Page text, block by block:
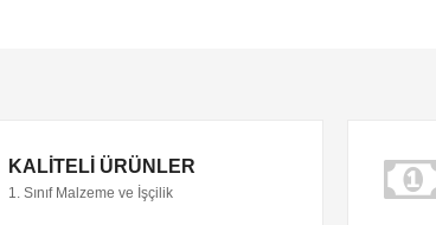
KALITELI ÜRÜNLER
1. Sınıf Malzeme ve İşçilik